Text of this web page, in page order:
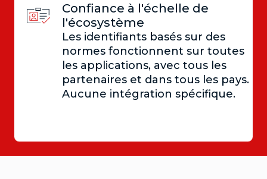
Confiance à l'échelle de
l'écosystème
Les identifiants basés sur des
normes fonctionnent sur toutes
les applications, avec tous les
partenaires et dans tous les pays.
Aucune intégration spécifique.